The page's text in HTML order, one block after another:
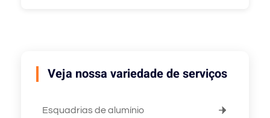
Veja nossa variedade de serviços
Esquadrias de alumínio